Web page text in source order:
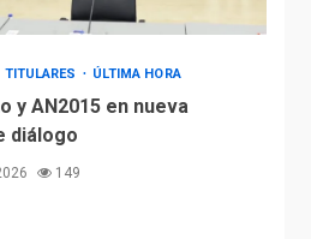
TITULARES ÚLTIMA HORA
y AN2015 en nueva
diálogo
149